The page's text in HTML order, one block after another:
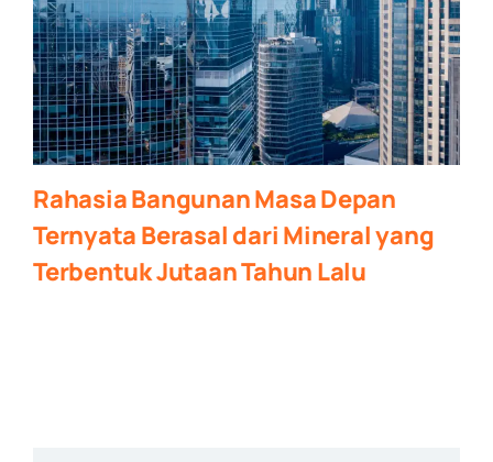
Rahasia Bangunan Masa Depan
Ternyata Berasal dari Mineral yang
Terbentuk Jutaan Tahun Lalu